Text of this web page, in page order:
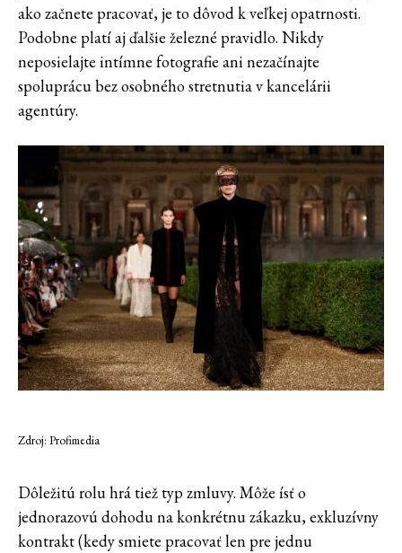
ako začnete pracovať, je to dôvod k veľkej opatrnosti.
Podobne platí aj ďalšie železné pravidlo. Nikdy
neposielajte intímne fotografie ani nezačínajte
spoluprácu bez osobného stretnutia v kancelárii
agentúry.
Zdroj: Profimedia
Dôležitú rolu hrá tiež typ zmluvy. Môže ísť o
jednorazovú dohodu na konkrétnu zákazku, exkluzívny
kontrakt (kedy smiete pracovať len pre jednu